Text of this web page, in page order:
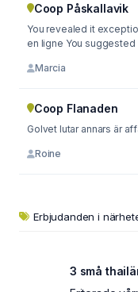
Coop Påskallavik
You revealed it
en ligne You suggested
Marcia
Coop Flanaden
Golvet lutar annars är
Roine
Erbjudanden i
3 små